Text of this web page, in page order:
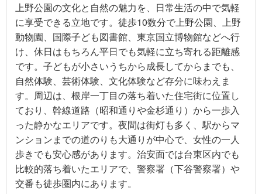
上野公園の文化と自然の魅力を、日常生活の中で気軽
に享受できる立地です。徒歩10数分で上野公園、上野
動物園、国際子ども図書館、東京国立博物館などへ行
け、休日はもちろん平日でも気軽に立ち寄れる距離感
です。子どもが小さいうちから成長してからまでも、
自然体験、芸術体験、文化体験など存分に味わえま
す。周辺は、根岸一丁目の落ち着いた住宅街に位置し
ており、幹線道路（昭和通りや金杉通り）から一歩入
った静かなエリアです。夜間は街灯も多く、駅からマ
ンションまでの道のりも大通りが中心で、女性の一人
歩きでも安心感があります。治安面では台東区内でも
比較的落ち着いたエリアで、警察署（下谷警察署）や
交番も徒歩圏内にあります。